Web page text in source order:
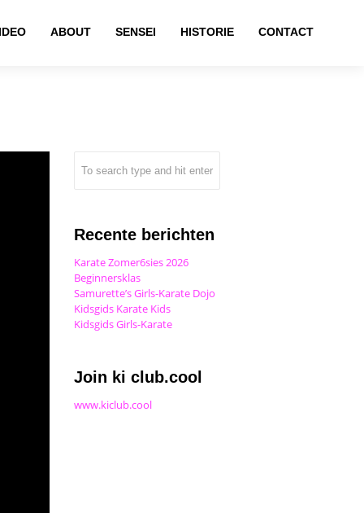
ABOUT SENSEI HISTORIE CONTACT
Recente berichten
Karate Zomer6sies 2026
Beginnersklas
Samurette’s Girls-Karate Dojo
Kidsgids Karate Kids
Kidsgids Girls-Karate
Join ki club.cool
www.kiclub.cool